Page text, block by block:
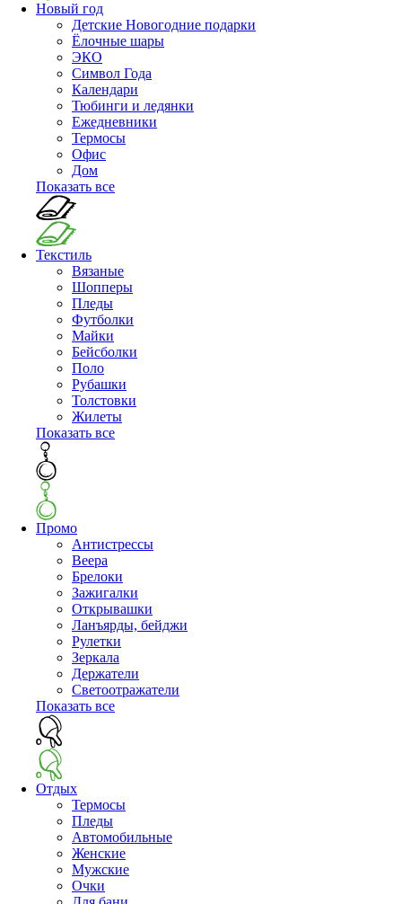
Новый год
Детские Новогодние подарки
Ёлочные шары
ЭКО
Символ Года
Календари
Тюбинги и ледянки
Ежедневники
Термосы
Офис
Дом
Показать все
Текстиль
Вязаные
Шопперы
Пледы
Футболки
Майки
Бейсболки
Поло
Рубашки
Толстовки
Жилеты
Показать все
Промо
Антистрессы
Веера
Брелоки
Зажигалки
Открывашки
Ланъярды, бейджи
Рулетки
Зеркала
Держатели
Светоотражатели
Показать все
Отдых
Термосы
Пледы
Автомобильные
Женские
Мужские
Очки